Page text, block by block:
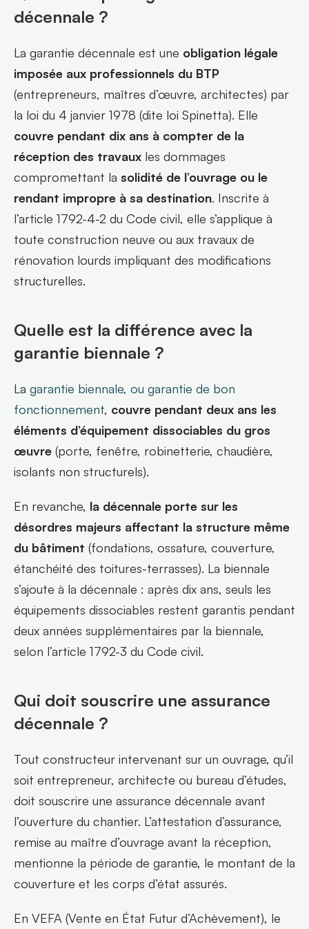
décennale ?
La garantie décennale est une obligation légale
imposée aux professionnels du BTP
(entrepreneurs, maîtres d’œuvre, architectes) par
couvre pendant dix ans à compter de la
réception des travaux les dommages
compromettant la solidité de l’ouvrage ou le
rendant impropre à sa destination. Inscrite à
l’article 1792-4-2 du Code civil, elle s’applique à
toute construction neuve ou aux travaux de
rénovation lourds impliquant des modifications
structurelles.
Quelle est la différence avec la
garantie biennale ?
La garantie biennale, ou garantie de bon
fonctionnement, couvre pendant deux ans les
éléments d’équipement dissociables du gros
œuvre (porte, fenêtre, robinetterie, chaudière,
isolants non structurels).
En revanche, la décennale porte sur les
désordres majeurs affectant la structure même
du bâtiment (fondations, ossature, couverture,
étanchéité des toitures-terrasses). La biennale
s’ajoute à la décennale : après dix ans, seuls les
équipements dissociables restent garantis pendant
deux années supplémentaires par la biennale,
selon l’article 1792-3 du Code civil.
Qui doit souscrire une assurance
décennale ?
Tout constructeur intervenant sur un ouvrage, qu’il
soit entrepreneur, architecte ou bureau d’études,
doit souscrire une assurance décennale avant
l’ouverture du chantier. L’attestation d’assurance,
remise au maître d’ouvrage avant la réception,
mentionne la période de garantie, le montant de la
couverture et les corps d’état assurés.
En VEFA (Vente en État Futur d’Achèvement), le